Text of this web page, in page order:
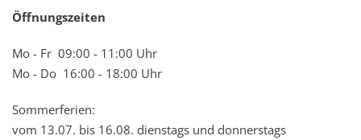
Öffnungszeiten
Mo - Fr 09:00 - 11:00 Uhr
Mo - Do 16:00 - 18:00 Uhr
Sommerferien:
vom 13.07. bis 16.08. dienstags und donnerstags